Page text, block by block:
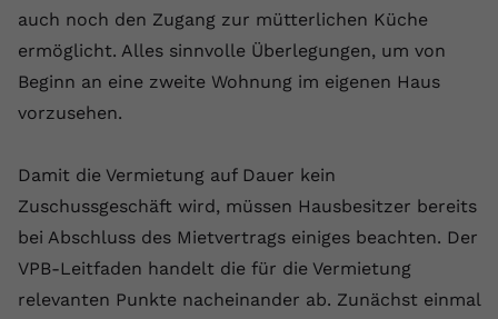
auch noch den Zugang zur mütterlichen Küche
ermöglicht. Alles sinnvolle Überlegungen, um von
Beginn an eine zweite Wohnung im eigenen Haus
vorzusehen.
Damit die Vermietung auf Dauer kein
Zuschussgeschäft wird, müssen Hausbesitzer bereits
bei Abschluss des Mietvertrags einiges beachten. Der
VPB-Leitfaden handelt die für die Vermietung
relevanten Punkte nacheinander ab. Zunächst einmal
Name CONSENT
Anbieter youtube.com
Laufzeit
YouTube setzt dieses Cookie über
eingebettete YouTube-Videos und
registriert anonyme statistische Daten.